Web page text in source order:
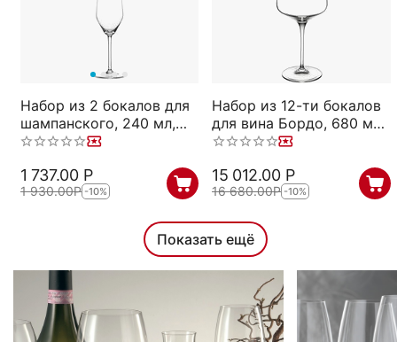
Набор из 2 бокалов для
шампанского, 240 мл,
прозрачный,
серия Style, Spiegelau
1 737.00 Р
1 930.00Р -10%
Набор из 12-ти бокалов
для вина Бордо, 680 мл,
прозрачный,
серия Hybrid, Spiegelau
15 012.00 Р
16 680.00Р -10%
Показать ещё